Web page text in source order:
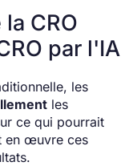
CRO
par l'IA
les
les
ce qui pourrait
en œuvre ces